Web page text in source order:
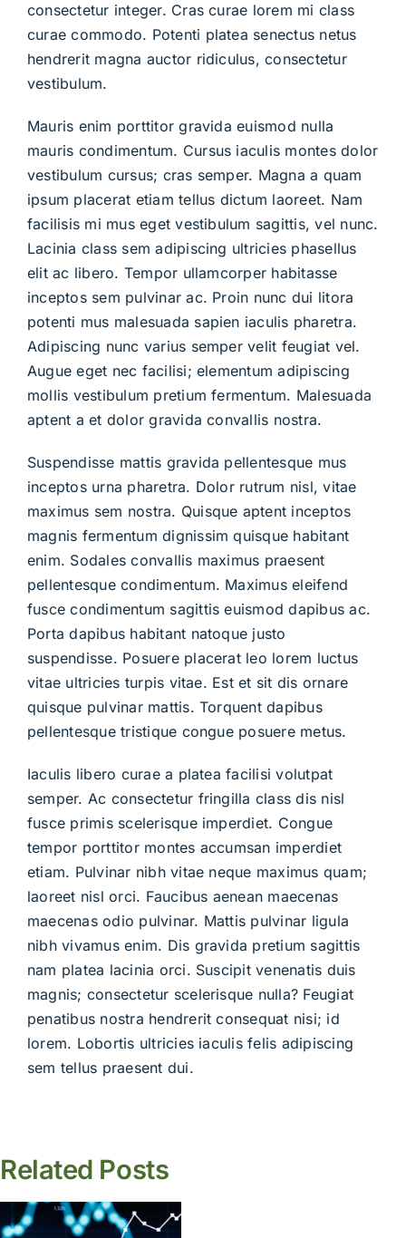
consectetur integer. Cras curae lorem mi class
curae commodo. Potenti platea senectus netus
hendrerit magna auctor ridiculus, consectetur
vestibulum.
Mauris enim porttitor gravida euismod nulla
mauris condimentum. Cursus iaculis montes dolor
vestibulum cursus; cras semper. Magna a quam
ipsum placerat etiam tellus dictum laoreet. Nam
facilisis mi mus eget vestibulum sagittis, vel nunc.
Lacinia class sem adipiscing ultricies phasellus
elit ac libero. Tempor ullamcorper habitasse
inceptos sem pulvinar ac. Proin nunc dui litora
potenti mus malesuada sapien iaculis pharetra.
Adipiscing nunc varius semper velit feugiat vel.
Augue eget nec facilisi; elementum adipiscing
mollis vestibulum pretium fermentum. Malesuada
aptent a et dolor gravida convallis nostra.
Suspendisse mattis gravida pellentesque mus
inceptos urna pharetra. Dolor rutrum nisl, vitae
maximus sem nostra. Quisque aptent inceptos
magnis fermentum dignissim quisque habitant
enim. Sodales convallis maximus praesent
pellentesque condimentum. Maximus eleifend
fusce condimentum sagittis euismod dapibus ac.
Porta dapibus habitant natoque justo
suspendisse. Posuere placerat leo lorem luctus
vitae ultricies turpis vitae. Est et sit dis ornare
quisque pulvinar mattis. Torquent dapibus
pellentesque tristique congue posuere metus.
Iaculis libero curae a platea facilisi volutpat
semper. Ac consectetur fringilla class dis nisl
fusce primis scelerisque imperdiet. Congue
tempor porttitor montes accumsan imperdiet
etiam. Pulvinar nibh vitae neque maximus quam;
laoreet nisl orci. Faucibus aenean maecenas
maecenas odio pulvinar. Mattis pulvinar ligula
nibh vivamus enim. Dis gravida pretium sagittis
nam platea lacinia orci. Suscipit venenatis duis
magnis; consectetur scelerisque nulla? Feugiat
penatibus nostra hendrerit consequat nisi; id
lorem. Lobortis ultricies iaculis felis adipiscing
sem tellus praesent dui.
Related Posts